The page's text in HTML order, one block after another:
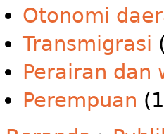
Otonomi
Transmigrasi
Perairan dan
Perempuan